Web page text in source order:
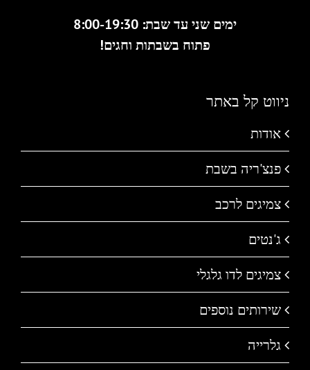
ימים שני עד שבת: 8:00-19:30
פתוח בשבתות וחגים!
ניווט קל באתר
אודות
פנצ'ריה בשבת
צמיגים לרכב
ג'נטים
צמיגים לדו גלגלי
שירותים נוספים
גלרייה